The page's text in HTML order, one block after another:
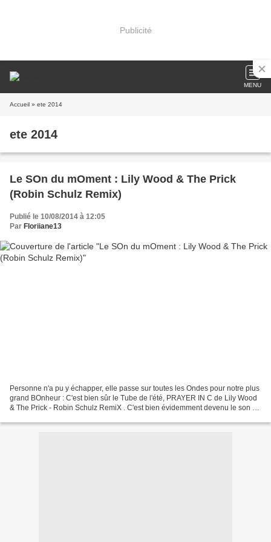
Publicité
MENU
Accueil » ete 2014
ete 2014
Le SOn du mOment : Lily Wood & The Prick
(Robin Schulz Remix)
Publié le 10/08/2014 à 12:05
Par Floriiane13
Personne n'a pu y échapper, elle passe sur toutes les Ondes pour notre plus
grand BOnheur : C'est bien sûr le Tube de l'été, PRAYER IN C de Lily Wood
& The Prick - Robin Schulz RemiX . C'est bien évidemment devenu le son de